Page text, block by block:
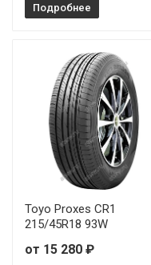
Подробнее
Toyo Proxes CR1
215/45R18 93W
от 15 280 ₽